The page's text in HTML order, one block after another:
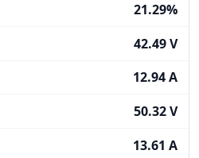
21.29%
42.49 V
12.94 A
50.32 V
13.61 A